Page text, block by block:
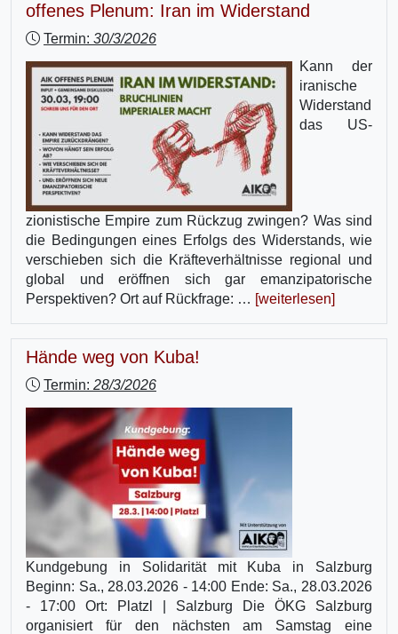
offenes Plenum: Iran im Widerstand
Termin: 30/3/2026
Kann der
iranische
Widerstand
das US-
zionistische Empire zum Rückzug zwingen? Was sind
die Bedingungen eines Erfolgs des Widerstands, wie
verschieben sich die Kräfteverhältnisse regional und
global und eröffnen sich gar emanzipatorische
Perspektiven? Ort auf Rückfrage: … [weiterlesen]
Hände weg von Kuba!
Termin: 28/3/2026
Kundgebung in Solidarität mit Kuba in Salzburg
Beginn: Sa., 28.03.2026 - 14:00 Ende: Sa., 28.03.2026
- 17:00 Ort: Platzl | Salzburg Die ÖKG Salzburg
organisiert für den nächsten am Samstag eine